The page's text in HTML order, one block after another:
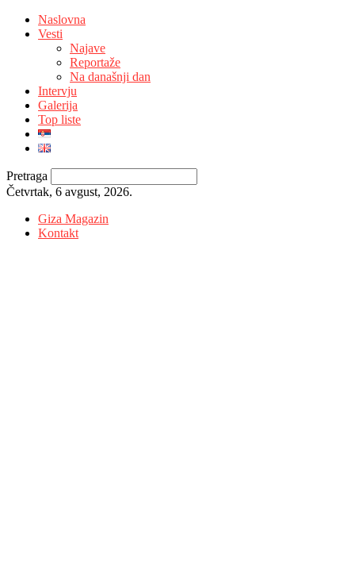
Naslovna
Vesti
Najave
Reportaže
Na današnji dan
Intervju
Galerija
Top liste
Pretraga
Četvrtak, 6 avgust, 2026.
Giza Magazin
Kontakt